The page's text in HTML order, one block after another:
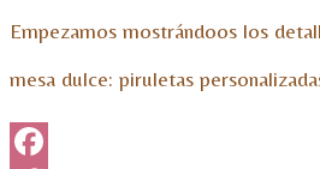
Empezamos mostrándoos los
mesa dulce: piruletas